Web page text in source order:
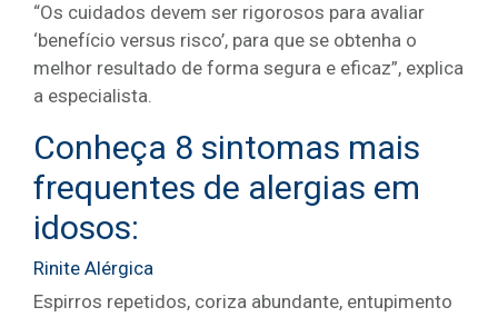
“Os cuidados devem ser rigorosos para avaliar
‘benefício versus risco’, para que se obtenha o
melhor resultado de forma segura e eficaz”, explica
a especialista.
Conheça 8 sintomas mais
frequentes de alergias em
idosos:
Rinite Alérgica
Espirros repetidos, coriza abundante, entupimento